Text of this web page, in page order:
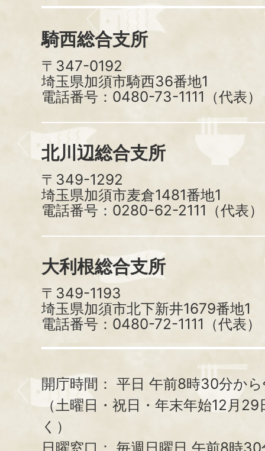
騎西総合支所
〒347-0192
埼玉県加須市騎西36番地1
電話番号：0480-73-1111（代表）
北川辺総合支所
〒349-1292
埼玉県加須市麦倉1481番地1
電話番号：0280-62-2111（代表）
大利根総合支所
〒349-1193
埼玉県加須市北下新井1679番地1
電話番号：0480-72-1111（代表）
開庁時間： 平日 午前8時30分か
（土曜日・祝日・年末年始12月
く）
日曜窓口： 毎週日曜日 午前8時